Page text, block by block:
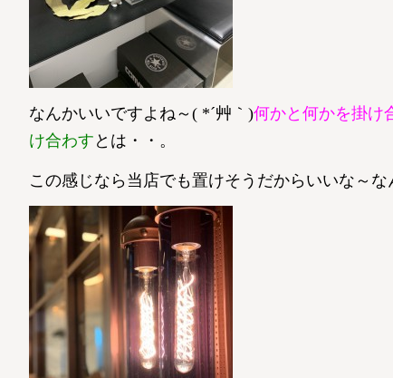
なんかいいですよね～( *´艸｀)何かと何かを掛け
け合わす とは・・。
この感じなら当店でも置けそうだからいいな～